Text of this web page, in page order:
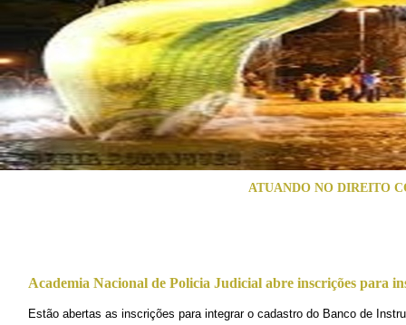
ATUANDO NO DIREITO
Academia Nacional de Policia Judicial abre inscrições para
Estão abertas as inscrições para integrar o cadastro do Banco de